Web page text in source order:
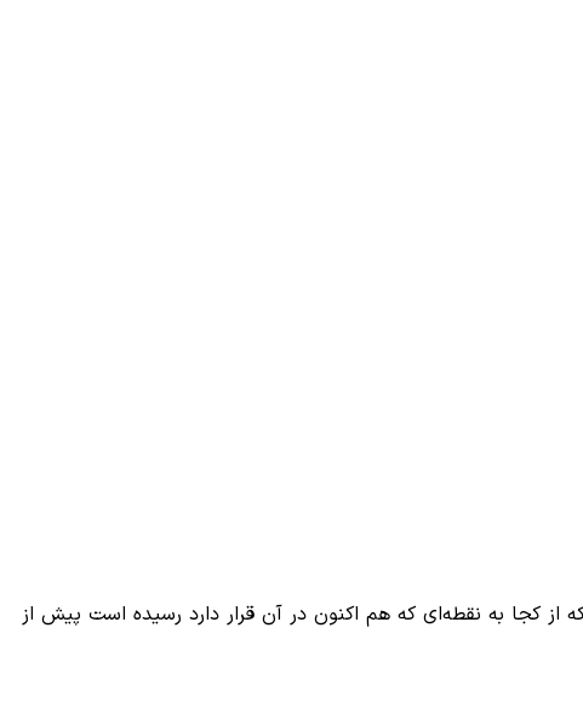
از کجا به نقطه‌ای که هم اکنون در آن قرار دارد رسیده است پیش از